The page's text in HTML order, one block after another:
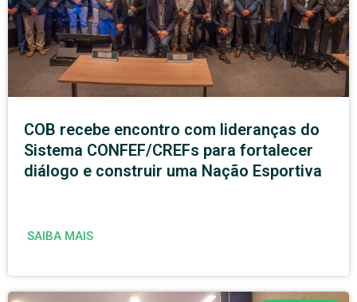
COB recebe encontro com lideranças do
Sistema CONFEF/CREFs para fortalecer
diálogo e construir uma Nação Esportiva
SAIBA MAIS